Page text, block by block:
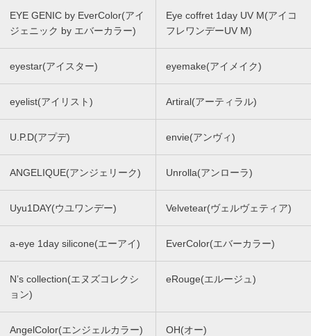
EYE GENIC by EverColor(アイ
ジェニック by エバーカラー)
Eye coffret 1day UV M(アイコ
フレワンデーUV M)
eyestar(アイスター) eyemake(アイメイク)
eyelist(アイリスト) Artiral(アーティラル)
U.P.D(アプデ) envie(アンヴィ)
ANGELIQUE(アンジェリーク) Unrolla(アンローラ)
Uyu1DAY(ウユワンデー) Velvetear(ヴェルヴェティア)
a-eye 1day silicone(エーアイ) EverColor(エバーカラー)
N’s collection(エヌズコレクシ
ョン)
eRouge(エルージュ)
AngelColor(エンジェルカラー) OH(オー)